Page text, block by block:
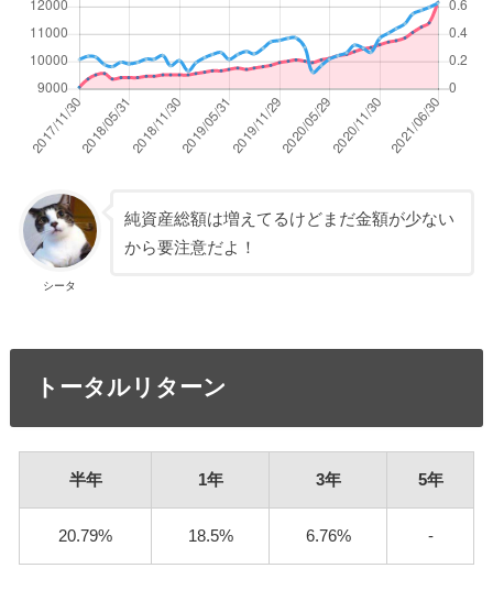
シータ
純資産総額は増えてるけどまだ金額が少ない
から要注意だよ！
トータルリターン
半年 1年 3年 5年
20.79% 18.5% 6.76% -